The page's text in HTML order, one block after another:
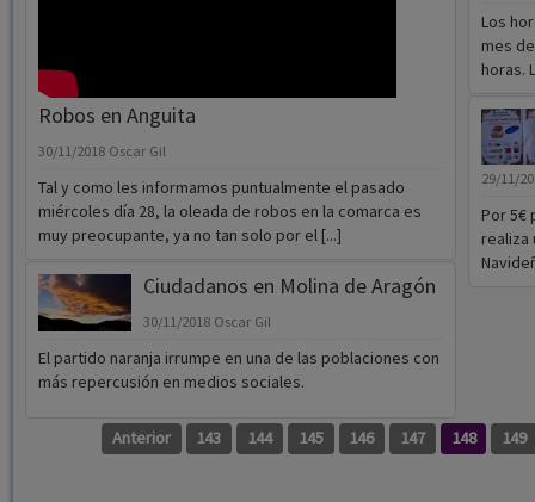
Robos en Anguita
30/11/2018 Oscar Gil
Tal y como les informamos puntualmente el pasado
miércoles día 28, la oleada de robos en la comarca es
muy preocupante, ya no tan solo por el [...]
Ciudadanos en Molina de Aragón
30/11/2018 Oscar Gil
El partido naranja irrumpe en una de las poblaciones con
más repercusión en medios sociales.
Los
mes
horas.
29/11/
Por 5€
realiza
Anterior 143 144 145 146 147 148 149